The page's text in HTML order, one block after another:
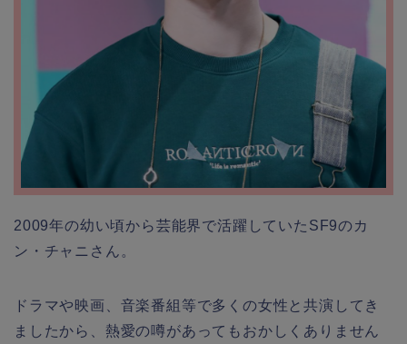
2009年の幼い頃から芸能界で活躍していたSF9のカ
ン・チャニさん。
ドラマや映画、音楽番組等で多くの女性と共演してき
ましたから、熱愛の噂があってもおかしくありません